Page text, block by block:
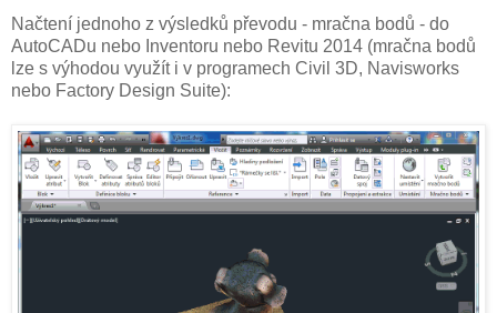
Načtení jednoho z výsledků převodu - mračna bodů - do
AutoCADu nebo Inventoru nebo Revitu 2014 (mračna bodů
lze s výhodou využít i v programech Civil 3D, Navisworks
nebo Factory Design Suite):